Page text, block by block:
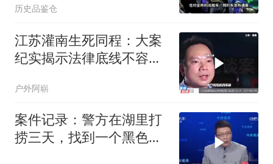
历史品鉴仓
江苏灌南生死同程：大案
纪实揭示法律底线不容触
户外阿崭
案件记录：警方在湖里打
捞三天，找到一个黑色行